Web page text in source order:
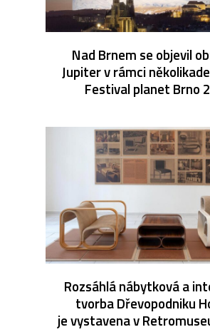
Nad Brnem se objevil
Jupiter v rámci
Festival planet Brno
Rozsáhlá nábytková a
tvorba Dřevopodniku
je vystavena v